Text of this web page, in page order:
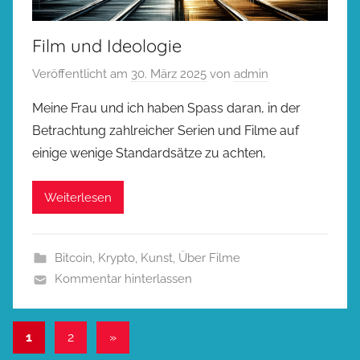
Film und Ideologie
Veröffentlicht am 30. März 2025 von admin
Meine Frau und ich haben Spass daran, in der
Betrachtung zahlreicher Serien und Filme auf
einige wenige Standardsätze zu achten,
Weiterlesen
Bitcoin, Krypto, Kunst, Über Filme
Kommentar hinterlassen
Seitennummerierung
1 2
Nächste
»